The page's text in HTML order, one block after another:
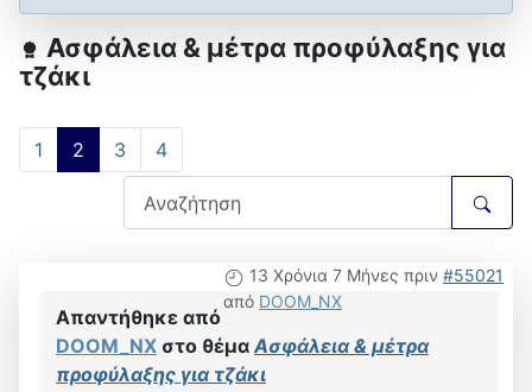
Ασφάλεια & μέτρα προφύλαξης για
τζάκι
1 2 3 4
13 Χρόνια 7 Μήνες πριν #55021
από DOOM_NX
Απαντήθηκε από
DOOM_NX στο θέμαΑσφάλεια & μέτρα
προφύλαξης για τζάκι